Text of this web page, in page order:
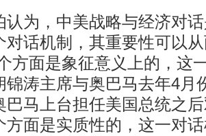
，中美战略与经济对话
对话机制，其重要性可以
方面是象征意义上的，这
锦涛主席与奥巴马去年4月
巴马上台担任美国总统之
方面是实质性的，这一对